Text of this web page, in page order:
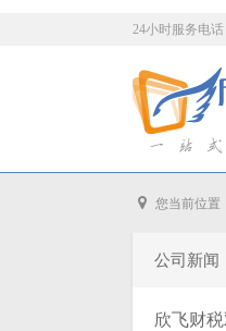
24小时服务电话
您当前位置
公司新闻
欣飞财